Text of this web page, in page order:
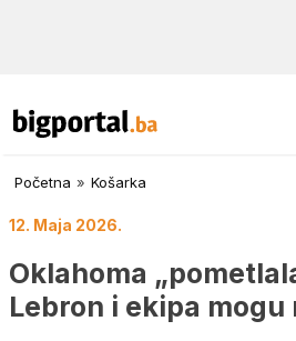
Početna » Košarka
12. Maja 2026.
Oklahoma
Lebron i ekipa mogu